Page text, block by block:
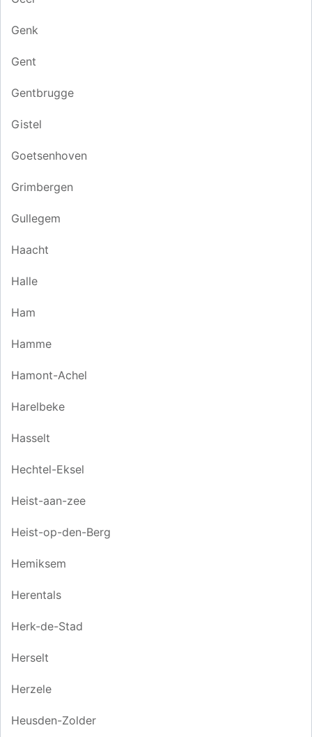
Genk
Gent
Gentbrugge
Gistel
Goetsenhoven
Grimbergen
Gullegem
Haacht
Halle
Ham
Hamme
Hamont-Achel
Harelbeke
Hasselt
Hechtel-Eksel
Heist-aan-zee
Heist-op-den-Berg
Hemiksem
Herentals
Herk-de-Stad
Herselt
Herzele
Heusden-Zolder